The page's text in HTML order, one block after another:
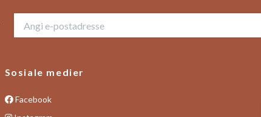
Sosiale medier
Facebook